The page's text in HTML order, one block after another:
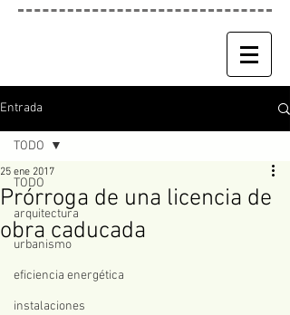
Entrada
TODO
arquitectura
urbanismo
eficiencia energética
instalaciones
TODO
Prórroga de una licencia de
obra caducada
25 ene 2017